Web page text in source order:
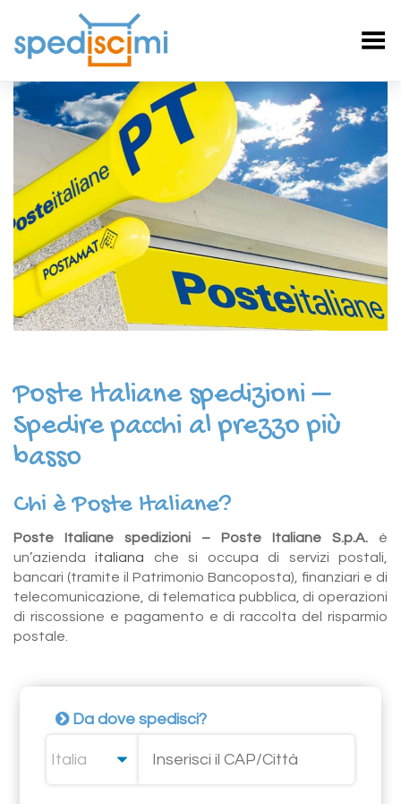
Toggle Menu
Poste Italiane spedizioni –
Spedire pacchi al prezzo più
basso
Chi è Poste Italiane?
Poste Italiane spedizioni – Poste Italiane S.p.A. è
un’aziendaitaliana che si occupa di servizi postali,
bancari (tramite il Patrimonio Bancoposta), finanziari e di
telecomunicazione, di telematica pubblica, di operazioni
di riscossione e pagamento e di raccolta del risparmio
postale.
Da dove spedisci?